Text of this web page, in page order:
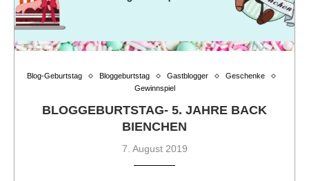
Blog-Geburtstag Bloggeburtstag Gastblogger
Geschenke
Gewinnspiel
BLOGGEBURTSTAG- 5. JAHRE BACK
BIENCHEN
7. August 2019